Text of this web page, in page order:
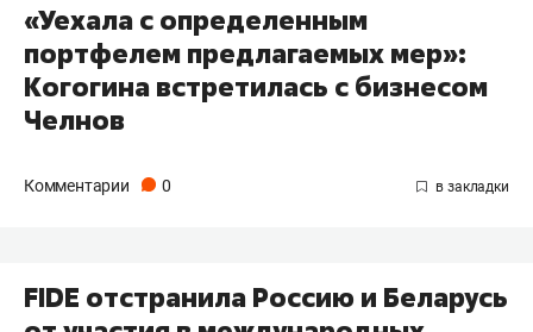
«Уехала с определенным
портфелем предлагаемых мер»:
Когогина встретилась с бизнесом
Челнов
Комментарии 0
FIDE отстранила Россию и Беларусь